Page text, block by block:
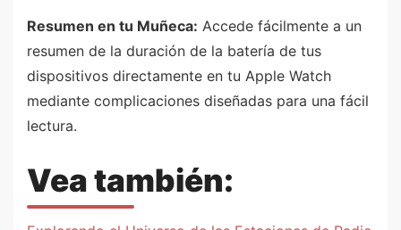
Resumen en tu Muñeca: Accede fácilmente a un
resumen de la duración de la batería de tus
dispositivos directamente en tu Apple Watch
mediante complicaciones diseñadas para una fácil
lectura.
Vea también: